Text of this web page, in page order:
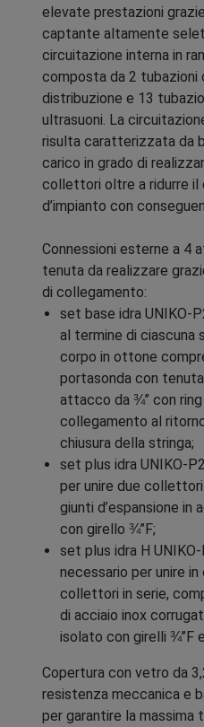
elevate prestazioni
captante altamente
circuitazione interna in
composta da 2 tubazioni
distribuzione e 13
ultrasuoni. La
risulta caratterizzata da
carico in grado di
collettori oltre a ridurre il
d’impianto con
Connessioni esterne a 4
tenuta da realizzare
di collegamento:
set base idra UNIKO-
al termine di ciascuna
corpo in ottone
portasonda con
attacco da ¾’’ con
collegamento al
chiusura della stringa;
set plus idra UNIKO-
per unire due
giunti d’espansione in
con girello ¾’’F;
set plus idra H
necessario per unire
collettori in serie,
di acciaio inox
isolato con girelli ¾’’F
Copertura con vetro da
resistenza meccanica e
per garantire la massima